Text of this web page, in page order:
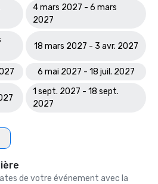
4 mars 2027 - 6 mars
2027
18 mars 2027 - 3 avr. 2027
6 mai 2027 - 18 juil. 2027
1 sept. 2027 - 18 sept.
2027
de votre événement avec la